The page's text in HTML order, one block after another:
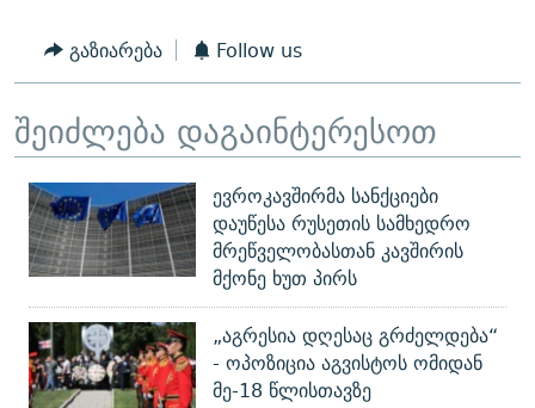
გაზიარება Follow us
შეიძლება დაგაინტერესოთ
ევროკავშირმა სანქციები
დაუწესა რუსეთის სამხედრო
მრეწველობასთან კავშირის
მქონე ხუთ პირს
„აგრესია დღესაც გრძელდება“
- ოპოზიცია აგვისტოს ომიდან
მე-18 წლისთავზე